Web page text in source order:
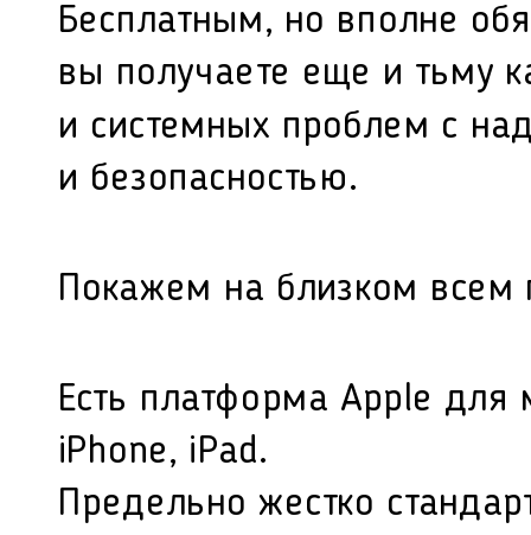
Бесплатным, но вполне
вы получаете еще и тьму
и системных проблем с
и безопасностью.
Покажем на близком всем
Есть платформа Apple для
iPhone, iPad.
Предельно жестко